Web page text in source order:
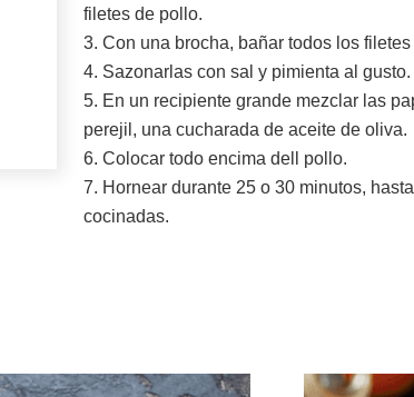
filetes de pollo.
3. Con una brocha, bañar todos los
4. Sazonarlas con sal y pimienta al gusto.
5. En un recipiente grande mezclar las
perejil, una cucharada de aceite de oliva.
6. Colocar todo encima dell pollo.
7. Hornear durante 25 o 30 minutos,
cocinadas.